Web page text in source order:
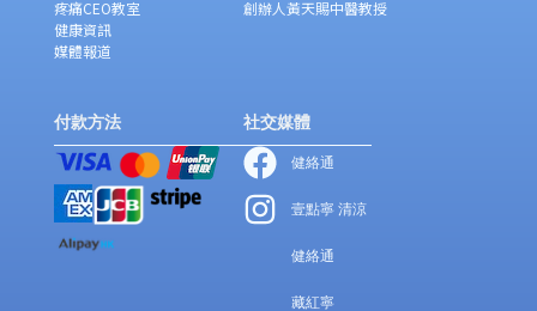
疼痛CEO教室
健康資訊
媒體報道
創辦人黃天賜中醫教授
付款方法 社交媒體
健絡通
壹點寧 清涼
健絡通
藏紅寧